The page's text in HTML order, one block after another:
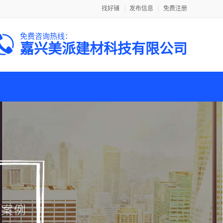
找好铺 发布信息 免费注册
免费咨询热线：
嘉兴美派建材科技有限公司